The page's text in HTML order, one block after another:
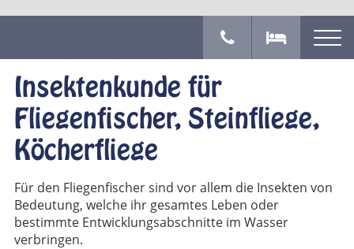
Insektenkunde für
Fliegenfischer, Steinfliege,
Köcherfliege
Für den Fliegenfischer sind vor allem die Insekten von
Bedeutung, welche ihr gesamtes Leben oder
bestimmte Entwicklungsabschnitte im Wasser
verbringen.